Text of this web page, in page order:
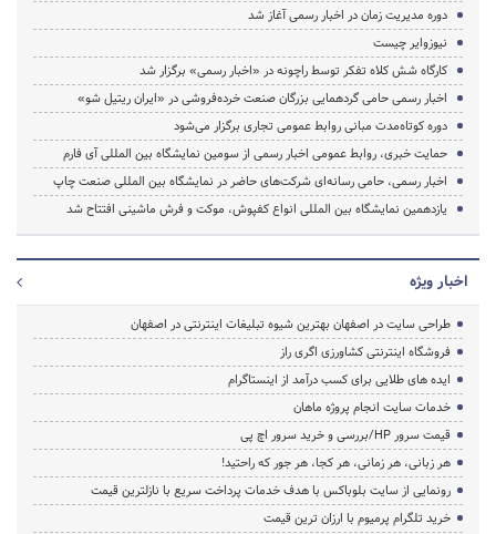
دوره مدیریت زمان در اخبار رسمی آغاز شد
نیوزوایر چیست
کارگاه شش کلاه تفکر توسط راچونه در «اخبار رسمی» برگزار شد
اخبار رسمی حامی گردهمایی بزرگان صنعت خرده‌فروشی در «ایران ریتیل شو»
دوره‌ کوتاه‌مدت مبانی روابط عمومی تجاری برگزار می‌شود
حمایت خبری، روابط عمومی اخبار رسمی از سومین نمایشگاه بین المللی آی فارم
اخبار رسمی، حامی رسانه‌ای شرکت‌های حاضر در نمایشگاه بین المللی صنعت چاپ
یازدهمین نمایشگاه بین المللی انواع کفپوش، موکت و فرش ماشینی افتتاح شد
اخبار ویژه
طراحی سایت در اصفهان بهترین شیوه تبلیغات اینترنتی در اصفهان
فروشگاه اینترنتی کشاورزی اگری راز
ایده های طلایی برای کسب درآمد از اینستاگرام
خدمات سایت انجام پروژه ماهان
قیمت سرور HP/بررسی و خرید سرور اچ پی
هر زبانی، هر زمانی، هر کجا، هر جور که راحتید!
رونمایی از سایت بلوباکس با هدف خدمات پرداخت سریع با نازلترین قیمت
خرید تلگرام پرمیوم با ارزان ترین قیمت